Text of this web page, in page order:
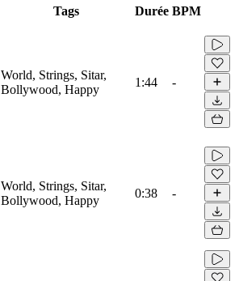
Tags Durée BPM
World, Strings, Sitar,
Bollywood, Happy
1:44 -
World, Strings, Sitar,
Bollywood, Happy
0:38 -